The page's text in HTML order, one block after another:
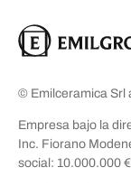
© Emilceramica Srl
Empresa bajo la
Inc. Fiorano
social: 10.000.000